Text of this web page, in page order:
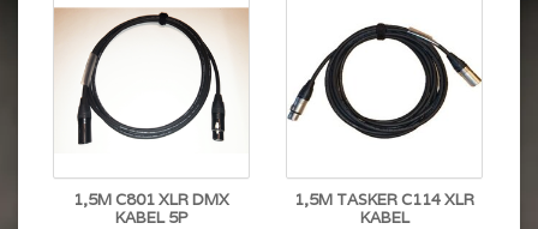
1,5M C801 XLR DMX
KABEL 5P
1,5M TASKER C114 XLR
KABEL